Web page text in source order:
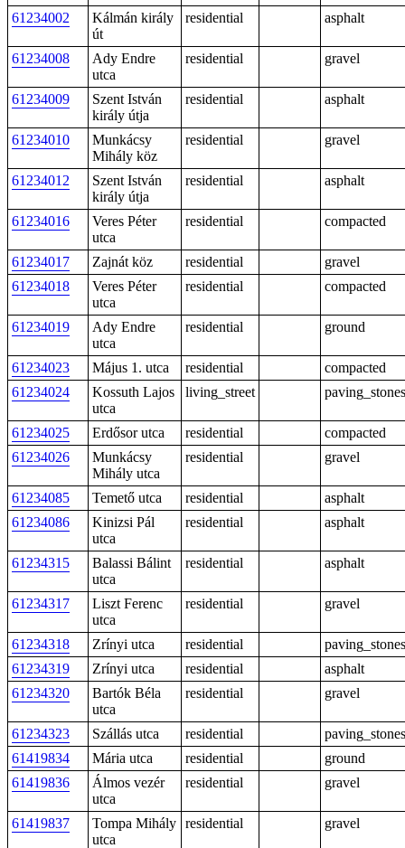
61234002
Kálmán király
út
residential asphalt
61234008
Ady Endre
utca
residential gravel
61234009
Szent István
király útja
residential asphalt
61234010
Munkácsy
Mihály köz
residential gravel
61234012
Szent István
király útja
residential asphalt
61234016
Veres Péter
utca
residential compacted
61234017 Zajnát köz residential
gravel
61234018
Veres Péter
utca
residential compacted
61234019
Ady Endre
utca
residential ground
61234023 Május 1. utca residential
compacted
61234024
Kossuth Lajos
utca
living_street paving_stones
61234025 Erdősor utca residential
compacted
61234026
Munkácsy
Mihály utca
residential gravel
61234085 Temető utca residential
asphalt
61234086
Kinizsi Pál
utca
residential asphalt
61234315
Balassi Bálint
utca
residential asphalt
61234317
Liszt Ferenc
utca
residential gravel
61234318 Zrínyi utca residential
paving_stones
61234319
Zrínyi utca residential
asphalt
61234320
Bartók Béla
utca
residential gravel
61234323 Szállás utca residential
paving_stones
61419834
Mária utca residential
ground
61419836
Álmos vezér
utca
residential gravel
61419837
Tompa Mihály
utca
residential gravel